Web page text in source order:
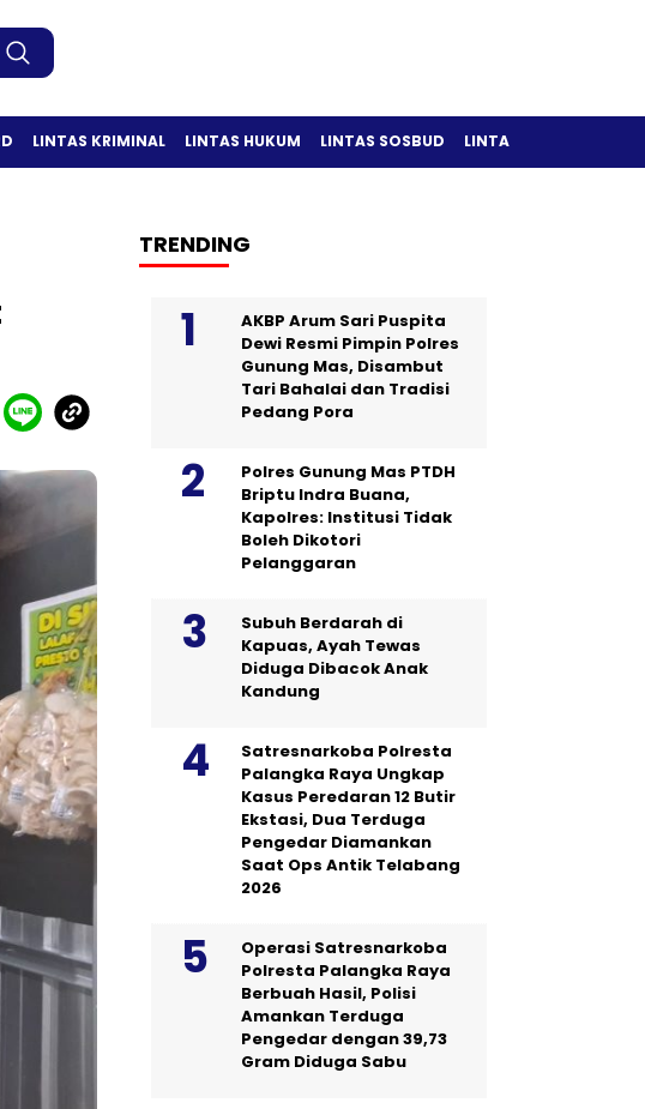
LINTAS KRIMINAL LINTAS HUKUM LINTAS SOSBUD LINTAS OLAH RAGA
TRENDING
AKBP Arum Sari Puspita
Dewi Resmi Pimpin Polres
Gunung Mas, Disambut
Tari Bahalai dan Tradisi
Pedang Pora
Polres Gunung Mas PTDH
Briptu Indra Buana,
Kapolres: Institusi Tidak
Boleh Dikotori
Pelanggaran
Subuh Berdarah di
Kapuas, Ayah Tewas
Diduga Dibacok Anak
Kandung
Satresnarkoba Polresta
Palangka Raya Ungkap
Kasus Peredaran 12 Butir
Ekstasi, Dua Terduga
Pengedar Diamankan
Saat Ops Antik Telabang
2026
Operasi Satresnarkoba
Polresta Palangka Raya
Berbuah Hasil, Polisi
Amankan Terduga
Pengedar dengan 39,73
Gram Diduga Sabu